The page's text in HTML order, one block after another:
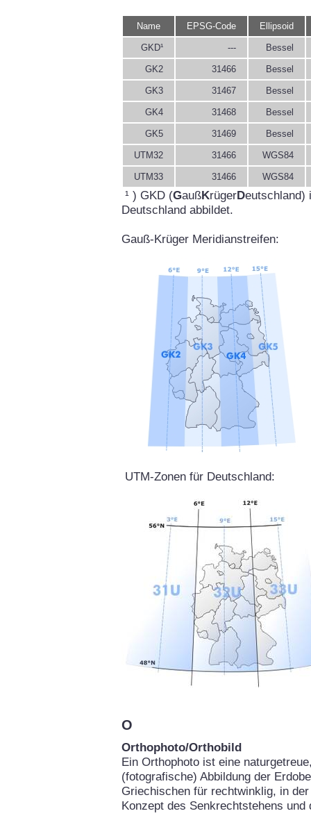
Name EPSG-Code Ellipsoid
GKD¹ --- Bessel
GK2 31466 Bessel
GK3 31467 Bessel
GK4 31468 Bessel
GK5 31469 Bessel
UTM32 31466 WGS84
UTM33 31466 WGS84
¹ ) GKD (GaußKrügerDeutschland)
Deutschland abbildet.
Gauß-Krüger Meridianstreifen:
UTM-Zonen für Deutschland:
O
Orthophoto/Orthobild
Ein Orthophoto ist eine
(fotografische) Abbildung der
Griechischen für rechtwinklig, in
Konzept des Senkrechtstehens